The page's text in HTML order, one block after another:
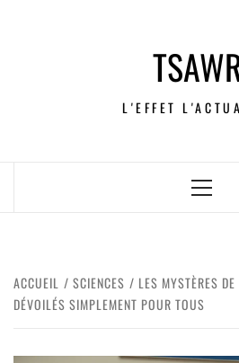
L'EFFET
ACCUEIL SCIENCES
LES MYSTÈRES
DÉVOILÉS SIMPLEMENT POUR TOUS